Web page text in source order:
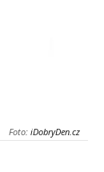
Foto: iDobryDen.cz